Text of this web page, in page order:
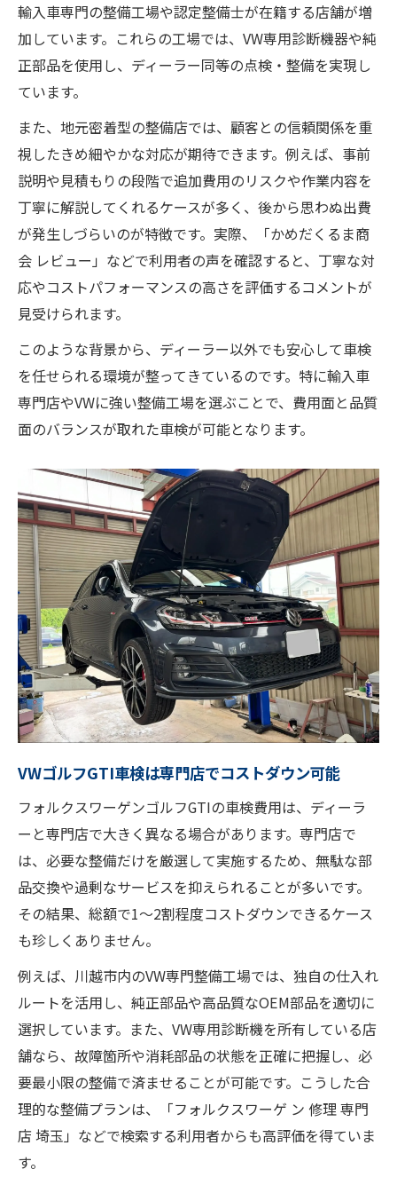
輸入車専門の整備工場や認定整備士が在籍する店舗が増
加しています。これらの工場では、VW専用診断機器や純
正部品を使用し、ディーラー同等の点検・整備を実現し
ています。
また、地元密着型の整備店では、顧客との信頼関係を重
視したきめ細やかな対応が期待できます。例えば、事前
説明や見積もりの段階で追加費用のリスクや作業内容を
丁寧に解説してくれるケースが多く、後から思わぬ出費
が発生しづらいのが特徴です。実際、「かめだくるま商
会 レビュー」などで利用者の声を確認すると、丁寧な対
応やコストパフォーマンスの高さを評価するコメントが
見受けられます。
このような背景から、ディーラー以外でも安心して車検
を任せられる環境が整ってきているのです。特に輸入車
専門店やVWに強い整備工場を選ぶことで、費用面と品質
面のバランスが取れた車検が可能となります。
VWゴルフGTI車検は専門店でコストダウン可能
フォルクスワーゲンゴルフGTIの車検費用は、ディーラ
ーと専門店で大きく異なる場合があります。専門店で
は、必要な整備だけを厳選して実施するため、無駄な部
品交換や過剰なサービスを抑えられることが多いです。
その結果、総額で1～2割程度コストダウンできるケース
も珍しくありません。
例えば、川越市内のVW専門整備工場では、独自の仕入れ
ルートを活用し、純正部品や高品質なOEM部品を適切に
選択しています。また、VW専用診断機を所有している店
舗なら、故障箇所や消耗部品の状態を正確に把握し、必
要最小限の整備で済ませることが可能です。こうした合
理的な整備プランは、「フォルクスワーゲ ン 修理 専門
店 埼玉」などで検索する利用者からも高評価を得ていま
す。